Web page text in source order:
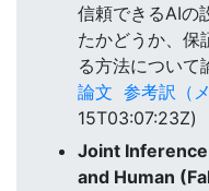
信頼できるAIの
たかどうか、保
る方法について
論文 参考訳（
15T03:07:23Z)
Joint
and Human